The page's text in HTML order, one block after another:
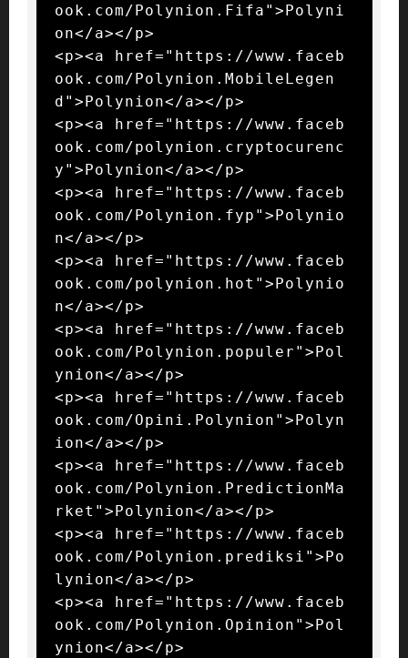
ook.com/Polynion.Fifa">Polyni
on</a></p>
<p><a href="https://www.faceb
ook.com/Polynion.MobileLegen
d">Polynion</a></p>
<p><a href="https://www.faceb
ook.com/polynion.cryptocurenc
y">Polynion</a></p>
<p><a href="https://www.faceb
ook.com/Polynion.fyp">Polynio
n</a></p>
<p><a href="https://www.faceb
ook.com/polynion.hot">Polynio
n</a></p>
<p><a href="https://www.faceb
ook.com/Polynion.populer">Pol
ynion</a></p>
<p><a href="https://www.faceb
ook.com/Opini.Polynion">Polyn
ion</a></p>
<p><a href="https://www.faceb
ook.com/Polynion.PredictionMa
rket">Polynion</a></p>
<p><a href="https://www.faceb
ook.com/Polynion.prediksi">Po
lynion</a></p>
<p><a href="https://www.faceb
ook.com/Polynion.Opinion">Pol
ynion</a></p>